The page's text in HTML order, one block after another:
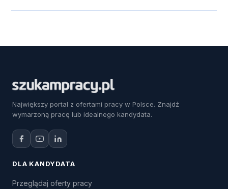
Największy portal z ofertami pracy w Polsce. Znajdź
wymarzoną pracę lub idealnego kandydata.
DLA KANDYDATA
Przeglądaj oferty pracy